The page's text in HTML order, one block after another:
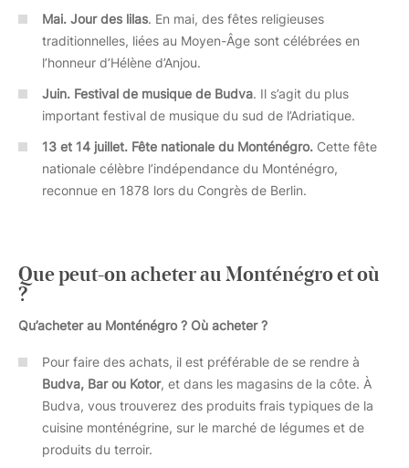
Mai. Jour des lilas. En mai, des fêtes religieuses
traditionnelles, liées au Moyen-Âge sont célébrées en
l’honneur d’Hélène d’Anjou.
Juin. Festival de musique de Budva. Il s’agit du plus
important festival de musique du sud de l’Adriatique.
13 et 14 juillet. Fête nationale du Monténégro. Cette fête
nationale célèbre l’indépendance du Monténégro,
reconnue en 1878 lors du Congrès de Berlin.
Que peut-on acheter au Monténégro et où
?
Qu’acheter au Monténégro ? Où acheter ?
Pour faire des achats, il est préférable de se rendre à
Budva, Bar ou Kotor, et dans les magasins de la côte. À
Budva, vous trouverez des produits frais typiques de la
cuisine monténégrine, sur le marché de légumes et de
produits du terroir.